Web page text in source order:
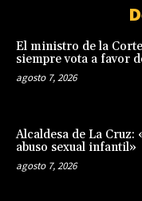
El ministro de la
siempre vota a favor
agosto 7, 2026
Alcaldesa de La
abuso sexual infantil»
agosto 7, 2026